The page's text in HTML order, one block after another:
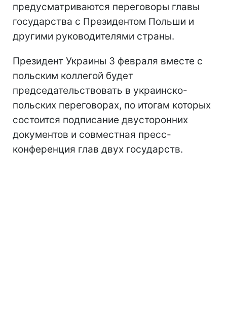
предусматриваются переговоры главы
государства с Президентом Польши и
другими руководителями страны.
Президент Украины 3 февраля вместе с
польским коллегой будет
председательствовать в украинско-
польских переговорах, по итогам которых
состоится подписание двусторонних
документов и совместная пресс-
конференция глав двух государств.